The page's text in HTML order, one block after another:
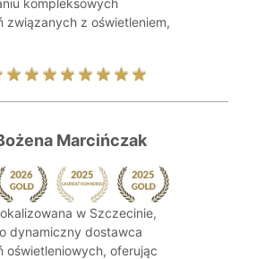
kompleksowych
związanych z oświetleniem,
Marcińczak
w Szczecinie,
dynamiczny dostawca
oświetleniowych, oferując